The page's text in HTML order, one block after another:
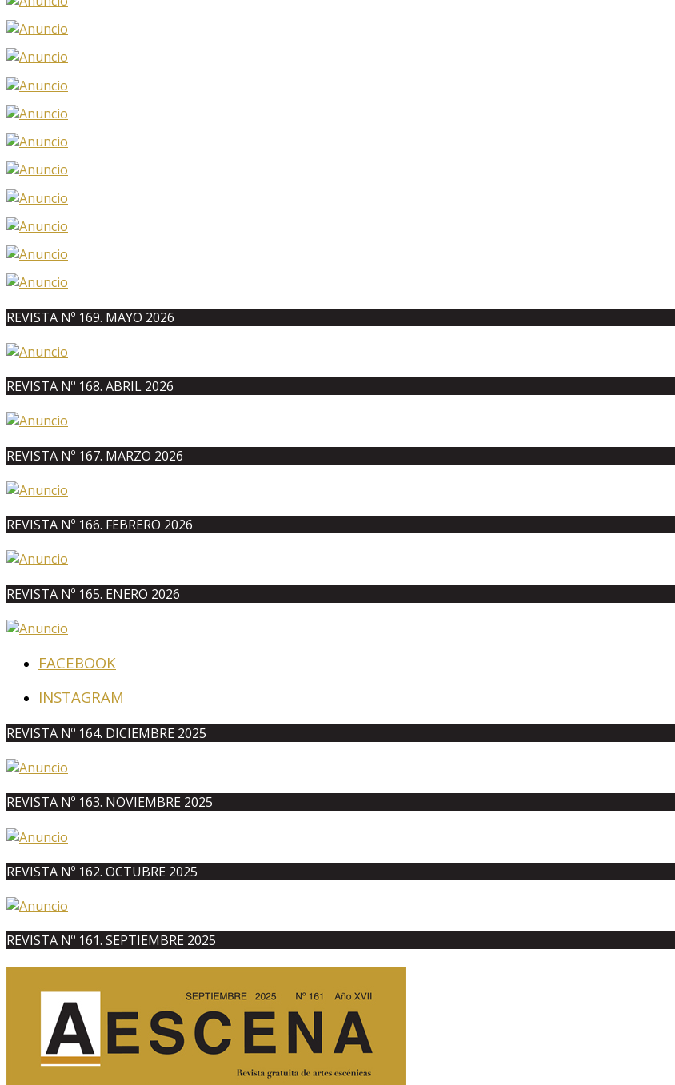
REVISTA Nº 169. MAYO 2026
REVISTA Nº 168. ABRIL 2026
REVISTA Nº 167. MARZO 2026
REVISTA Nº 166. FEBRERO 2026
REVISTA Nº 165. ENERO 2026
FACEBOOK
INSTAGRAM
REVISTA Nº 164. DICIEMBRE 2025
REVISTA Nº 163. NOVIEMBRE 2025
REVISTA Nº 162. OCTUBRE 2025
REVISTA Nº 161. SEPTIEMBRE 2025